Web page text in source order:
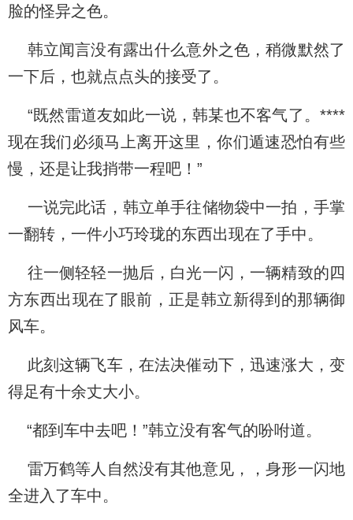
脸的怪异之色。
韩立闻言没有露出什么意外之色，稍微默然了
一下后，也就点点头的接受了。
“既然雷道友如此一说，韩某也不客气了。****
现在我们必须马上离开这里，你们遁速恐怕有些
慢，还是让我捎带一程吧！”
一说完此话，韩立单手往储物袋中一拍，手掌
一翻转，一件小巧玲珑的东西出现在了手中。
往一侧轻轻一抛后，白光一闪，一辆精致的四
方东西出现在了眼前，正是韩立新得到的那辆御
风车。
此刻这辆飞车，在法决催动下，迅速涨大，变
得足有十余丈大小。
“都到车中去吧！”韩立没有客气的吩咐道。
雷万鹤等人自然没有其他意见，，身形一闪地
全进入了车中。